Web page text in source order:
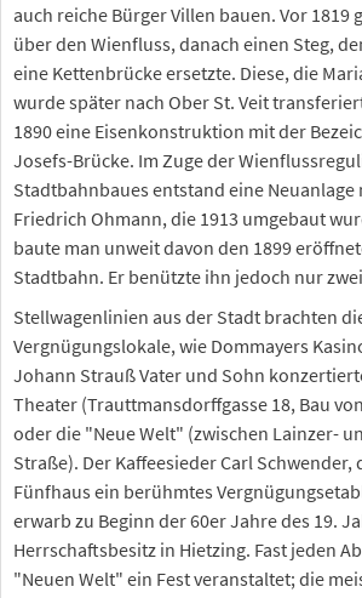
auch reiche Bürger Villen bauen. Vor 1819
über den Wienfluss, danach einen Steg,
eine Kettenbrücke ersetzte. Diese, die
wurde später nach Ober St. Veit
1890 eine Eisenkonstruktion mit der
Josefs-Brücke. Im Zuge der
Stadtbahnbaues entstand eine Neuanlage
Friedrich Ohmann, die 1913 umgebaut
baute man unweit davon den 1899
Stadtbahn. Er benützte ihn jedoch nur
Stellwagenlinien aus der Stadt brachten
Vergnügungslokale, wie Dommayers
Johann Strauß Vater und Sohn
Theater (Trauttmansdorffgasse 18, Bau
oder die "Neue Welt" (zwischen Lainzer-
Straße). Der Kaffeesieder Carl
Fünfhaus ein berühmtes
erwarb zu Beginn der 60er Jahre des 19.
Herrschaftsbesitz in Hietzing. Fast jeden
"Neuen Welt" ein Fest veranstaltet; die